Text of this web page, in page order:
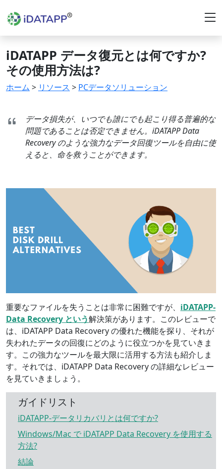
iDATAPP データ復元とは何ですか?
その使用方法は?
ホーム > リソース > PCデータソリューション
データ損失が、いつでも誰にでも起こり得る普遍的な
問題であることは否定できません。iDATAPP Data
Recovery のような強力なデータ回復ツールを自由に使
えると、命を救うことができます。
重要なファイルを失うことは非常に困難ですが、 iDATAPP-
Data Recovery という解決策があります。このレビューで
は、iDATAPP Data Recovery の優れた機能を探り、それが
失われたデータの回復にどのように役立つかを見ていきま
す。この強力なツールを最大限に活用する方法も紹介しま
す。それでは、iDATAPP Data Recovery の詳細なレビュー
を見ていきましょう。
ガイドリスト
iDATAPP-データリカバリとは何ですか?
Windows/Mac で iDATAPP Data Recovery を使用する
方法?
結論